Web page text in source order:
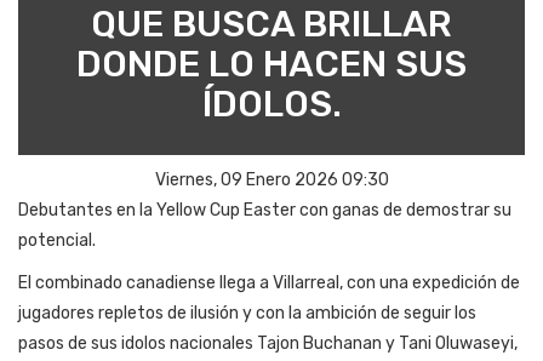
QUE BUSCA BRILLAR
DONDE LO HACEN SUS
ÍDOLOS.
Viernes, 09 Enero 2026 09:30
Debutantes en la Yellow Cup Easter con ganas de demostrar su
potencial.
El combinado canadiense llega a Villarreal, con una expedición de
jugadores repletos de ilusión y con la ambición de seguir los
pasos de sus idolos nacionales Tajon Buchanan y Tani Oluwaseyi,